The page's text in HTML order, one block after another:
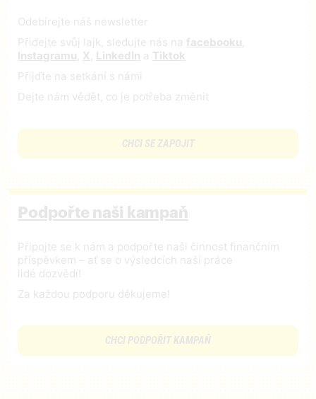
Odebírejte náš newsletter
Přidejte svůj lajk, sledujte nás na facebooku
Instagramu X LinkedIn a Tiktok
Přijďte na setkání s námi
Dejte nám vědět, co je potřeba změnit
CHCI SE ZAPOJIT
Podpořte naši kampaň
Připojte se k nám a podpořte naši činnost finančním
příspěvkem – ať se o výsledcích naší práce
lidé dozvědí!
Za každou podporu děkujeme!
CHCI PODPOŘIT KAMPAŇ